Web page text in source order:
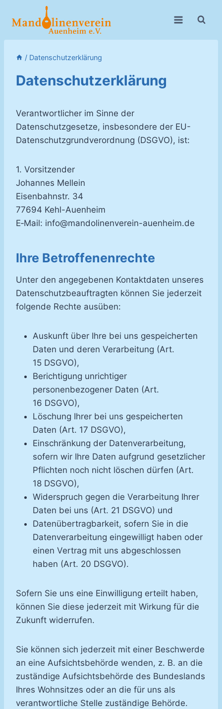
Inhalt
/ Datenschutzerklärung
Datenschutzerklärung
Verantwortlicher im Sinne der
Datenschutzgesetze, insbesondere der EU-
Datenschutzgrundverordnung (DSGVO), ist:
1. Vorsitzender
Johannes Mellein
Eisenbahnstr. 34
77694 Kehl-Auenheim
E‑Mail: info@mandolinenverein-auenheim.de
Ihre Betroffenenrechte
Unter den angegebenen Kontaktdaten unseres
Datenschutzbeauftragten können Sie jederzeit
folgende Rechte ausüben:
Auskunft über Ihre bei uns gespeicherten
Daten und deren Verarbeitung (Art.
15 DSGVO),
Berichtigung unrichtiger
personenbezogener Daten (Art.
16 DSGVO),
Löschung Ihrer bei uns gespeicherten
Daten (Art. 17 DSGVO),
Einschränkung der Datenverarbeitung,
sofern wir Ihre Daten aufgrund gesetzlicher
Pflichten noch nicht löschen dürfen (Art.
18 DSGVO),
Widerspruch gegen die Verarbeitung Ihrer
Daten bei uns (Art. 21 DSGVO) und
Datenübertragbarkeit, sofern Sie in die
Datenverarbeitung eingewilligt haben oder
einen Vertrag mit uns abgeschlossen
haben (Art. 20 DSGVO).
Sofern Sie uns eine Einwilligung erteilt haben,
können Sie diese jederzeit mit Wirkung für die
Zukunft widerrufen.
Sie können sich jederzeit mit einer Beschwerde
an eine Aufsichtsbehörde wenden, z. B. an die
zuständige Aufsichtsbehörde des Bundeslands
Ihres Wohnsitzes oder an die für uns als
verantwortliche Stelle zuständige Behörde.